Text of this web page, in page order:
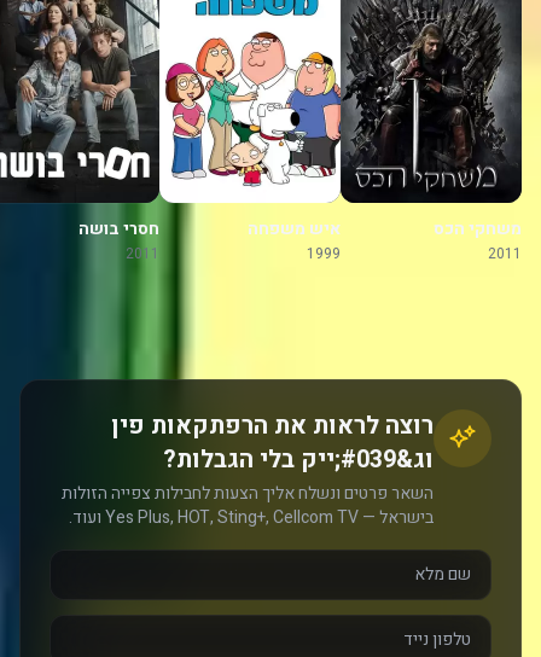
משחקי הכס
2011
איש משפחה
1999
חסרי בושה
2011
רוצה לראות את הרפתקאות פין
וג&#039;ייק בלי הגבלות?
השאר פרטים ונשלח אליך הצעות לחבילות צפייה הזולות
בישראל — Yes Plus, HOT, Sting+, Cellcom TV ועוד.